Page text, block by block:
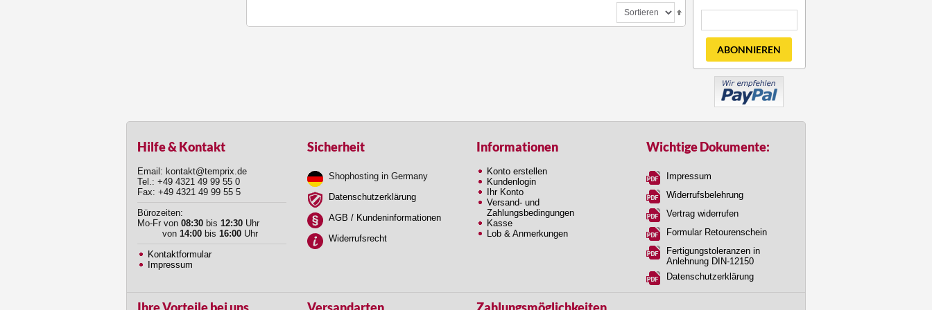
ABONNIEREN
Hilfe & Kontakt
Email: kontakt@temprix.de
Tel.: +49 4321 49 99 55 0
Fax: +49 4321 49 99 55 5
Bürozeiten:
Mo-Fr von 08:30 bis 12:30 Uhr
von 14:00 bis 16:00 Uhr
Kontaktformular
Impressum
Sicherheit
Shophosting in Germany
Datenschutzerklärung
AGB / Kundeninformationen
Widerrufsrecht
Informationen
Konto erstellen
Kundenlogin
Ihr Konto
Versand- und
Zahlungsbedingungen
Kasse
Lob & Anmerkungen
Wichtige Dokumente:
Impressum
Widerrufsbelehrung
Vertrag widerrufen
Formular Retourenschein
Fertigungstoleranzen in
Anlehnung DIN-12150
Datenschutzerklärung